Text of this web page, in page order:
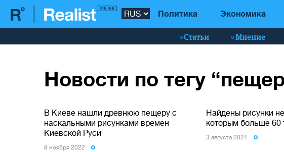
Политика Экономика
Статьи Мнение
Новости по тегу
В Киеве нашли древнюю пещеру с
наскальными рисунками времен
Киевской Руси
8 ноября 2022
Найдены рисунки
которым больше 60
3 августа 2021